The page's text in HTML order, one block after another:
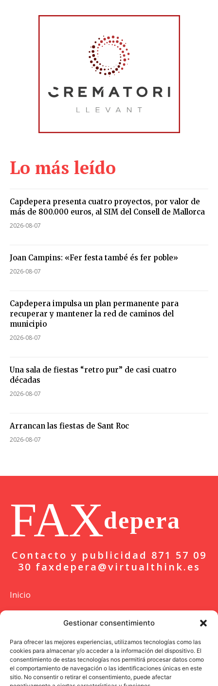
Gestionar consentimiento
Para ofrecer las mejores experiencias, utilizamos tecnologías como las
cookies para almacenar y/o acceder a la información del dispositivo. El
consentimiento de estas tecnologías nos permitirá procesar datos como
el comportamiento de navegación o las identificaciones únicas en este
sitio. No consentir o retirar el consentimiento, puede afectar
Lo más leído
Capdepera presenta cuatro proyectos, por valor de
más de 800.000 euros, al SIM del Consell de Mallorca
2026-08-07
Joan Campins: «Fer festa també és fer poble»
2026-08-07
Capdepera impulsa un plan permanente para
recuperar y mantener la red de caminos del
municipio
2026-08-07
Una sala de fiestas “retro pur” de casi cuatro
décadas
2026-08-07
Arrancan las fiestas de Sant Roc
2026-08-07
FAXdepera
Contacto y publicidad 871 57 09
30 faxdepera@virtualthink.es
Inicio
Actualidad
Colaboración
Entrevista